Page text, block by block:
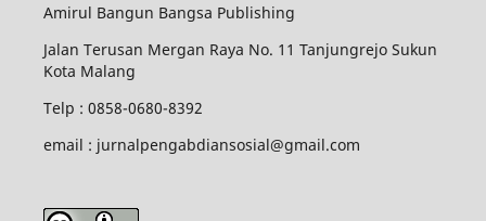
Amirul Bangun Bangsa Publishing
Jalan Terusan Mergan Raya No. 11 Tanjungrejo Sukun
Kota Malang
Telp : 0858-0680-8392
email : jurnalpengabdiansosial@gmail.com